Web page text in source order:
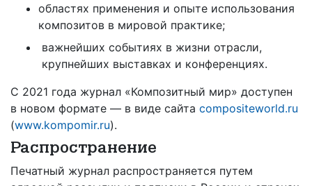
областях применения и опыте использования
композитов в мировой практике;
важнейших событиях в жизни отрасли,
крупнейших выставках и конференциях.
С 2021 года журнал «Композитный мир» доступен
в новом формате — в виде сайта compositeworld.ru
(www.kompomir.ru).
Распространение
Печатный журнал распространяется путем